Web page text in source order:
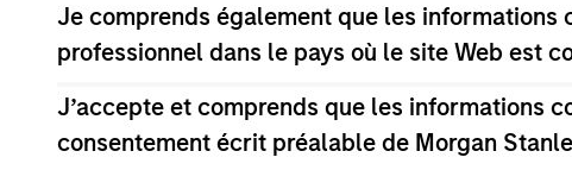
Je comprends également que les informations
professionnel dans le pays où le site Web est
J’accepte et comprends que les informations
consentement écrit préalable de Morgan
Private Credit 2026 Outlook